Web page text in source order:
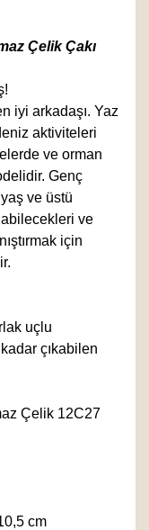
Çelik Çakı
iyi arkadaşı. Yaz
aktiviteleri
ve orman
Genç
ve üstü
ve
için
uçlu
çıkabilen
Çelik 12C27
cm